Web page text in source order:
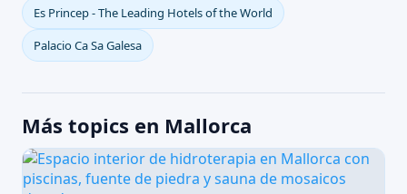
Es Princep - The Leading Hotels of the World
Palacio Ca Sa Galesa
Más topics en Mallorca